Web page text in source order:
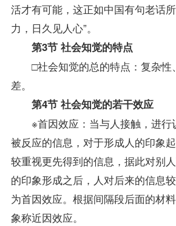
活才有可能，这正如中国有句老话
力，日久见人心”。
第3节 社会知觉的特点
□社会知觉的总的特点：复杂性
差。
第4节 社会知觉的若干效应
※首因效应：当与人接触，进行
被反应的信息，对于形成人的印象
较重视更先得到的信息，据此对别
的印象形成之后，人对后来的信息
为首因效应。根据间隔段后面的材
象称近因效应。